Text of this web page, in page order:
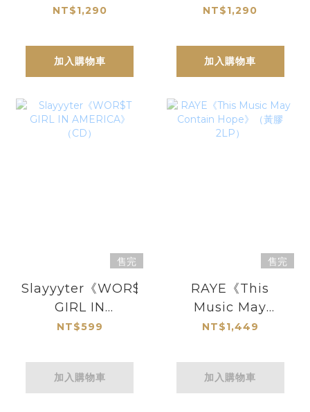
XXL
NT$1,290
加入購物車
size XXL
NT$1,290
加入購物車
售完
Slayyyter《WOR$T
GIRL IN
AMERICA》
NT$599
加入購物車
售完
RAYE《This
Music May
Contain Hope》
NT$1,449
加入購物車